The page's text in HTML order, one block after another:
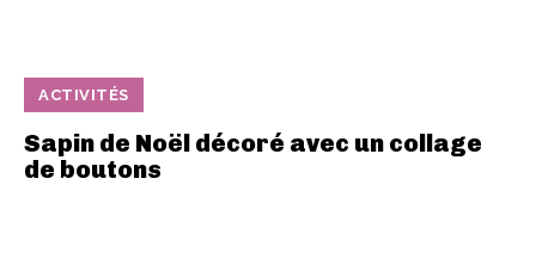
ACTIVITÉS
Sapin de Noël décoré avec un collage
de boutons